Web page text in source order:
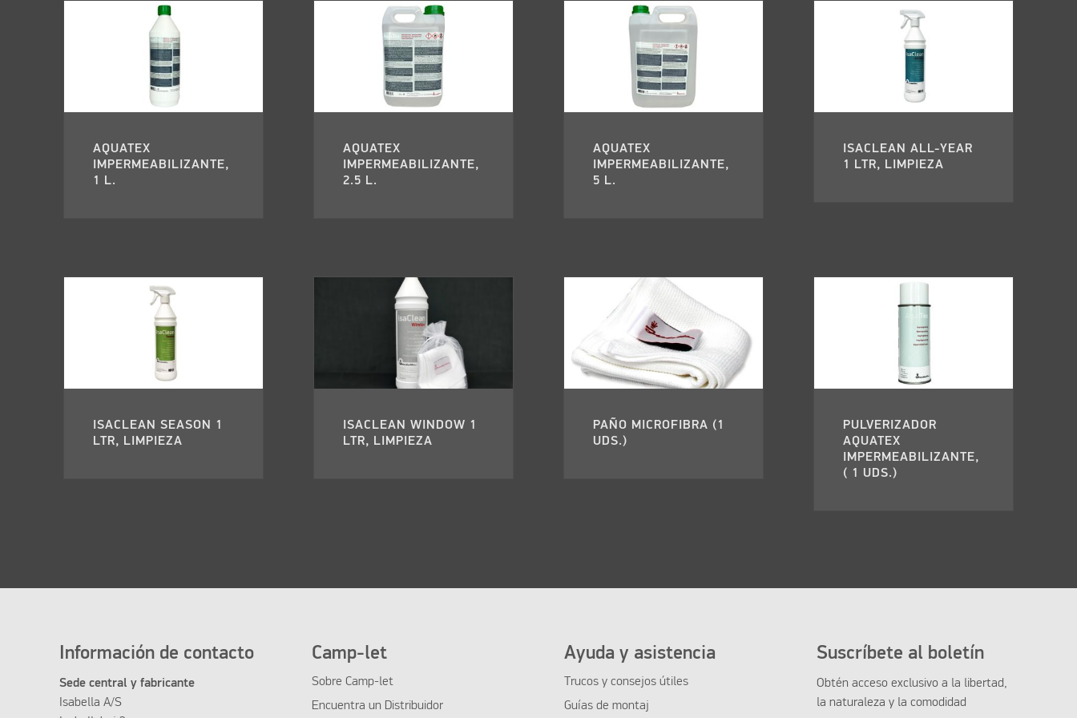
AQUATEX
IMPERMEABILIZANTE,
1 L.
AQUATEX
IMPERMEABILIZANTE,
2.5 L.
AQUATEX
IMPERMEABILIZANTE,
5 L.
ISACLEAN ALL-YEAR
1 LTR, LIMPIEZA
ISACLEAN SEASON 1
LTR, LIMPIEZA
ISACLEAN WINDOW 1
LTR, LIMPIEZA
PAÑO MICROFIBRA (1
UDS.)
PULVERIZADOR
AQUATEX
IMPERMEABILIZANTE,
( 1 UDS.)
Información de contacto
Sede central y fabricante
Isabella A/S
Camp-let
Sobre Camp-let
Encuentra un Distribuidor
Ayuda y asistencia
Trucos y consejos útiles
Guías de montaj
Suscríbete al boletín
Obtén acceso exclusivo a la libertad,
la naturaleza y la comodidad